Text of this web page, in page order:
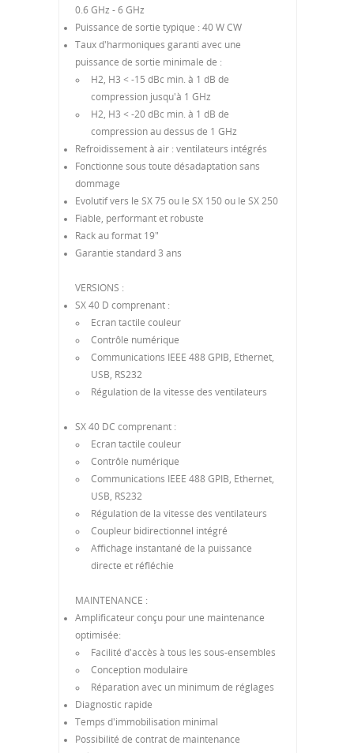
0.6 GHz - 6 GHz
Puissance de sortie typique : 40 W CW
Taux d'harmoniques garanti avec une
puissance de sortie minimale de :
H2, H3 < -15 dBc min. à 1 dB de
compression jusqu'à 1 GHz
H2, H3 < -20 dBc min. à 1 dB de
compression au dessus de 1 GHz
Refroidissement à air : ventilateurs intégrés
Fonctionne sous toute désadaptation sans
dommage
Evolutif vers le SX 75 ou le SX 150 ou le SX 250
Fiable, performant et robuste
Rack au format 19"
Garantie standard 3 ans
VERSIONS :
SX 40 D comprenant :
Ecran tactile couleur
Contrôle numérique
Communications IEEE 488 GPIB, Ethernet,
USB, RS232
Régulation de la vitesse des ventilateurs
SX 40 DC comprenant :
Ecran tactile couleur
Contrôle numérique
Communications IEEE 488 GPIB, Ethernet,
USB, RS232
Régulation de la vitesse des ventilateurs
Coupleur bidirectionnel intégré
Affichage instantané de la puissance
directe et réfléchie
MAINTENANCE :
Amplificateur conçu pour une maintenance
optimisée:
Facilité d'accès à tous les sous-ensembles
Conception modulaire
Réparation avec un minimum de réglages
Diagnostic rapide
Temps d'immobilisation minimal
Possibilité de contrat de maintenance